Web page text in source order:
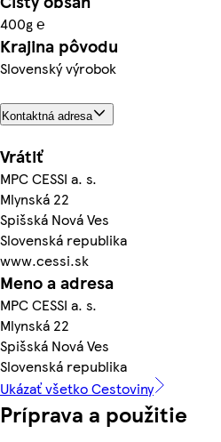
400g ℮
Krajina pôvodu
Slovenský výrobok
Kontaktná adresa
Vrátiť
MPC CESSI a. s.
Mlynská 22
Spišská Nová Ves
Slovenská republika
www.cessi.sk
Meno a adresa
MPC CESSI a. s.
Mlynská 22
Spišská Nová Ves
Slovenská republika
Ukázať všetko Cestoviny
Príprava a použitie